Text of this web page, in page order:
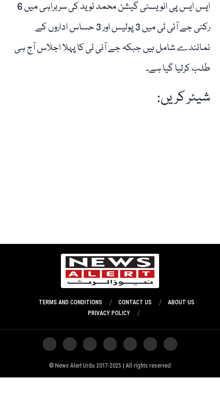
ایس ایس پی انویسٹی گیشن محمد نوید کی سربراہی میں 6
رکنی جے آئی ٹی میں 3 پولیس اور 3 حساس اداروں کے
نمائندے شامل ہیں جبکہ جے آئی ٹی کا پہلا اجلاس آج ہی
طلب کرلیا گیا ہے۔
شیئر کریں:
ABOUT US
CONTACT US
TERMS AND CONDITIONS
PRIVACY POLICY
News Alert Urdu 2017-2025 | All rights reserved ©